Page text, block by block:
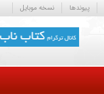
پیوندها نسخه موبایل